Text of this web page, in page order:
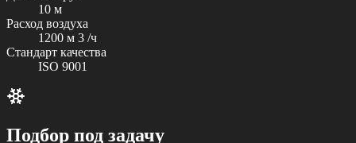
10 м
Расход воздуха
1200 м 3 /ч
Стандарт качества
ISO 9001
Подбор под задачу